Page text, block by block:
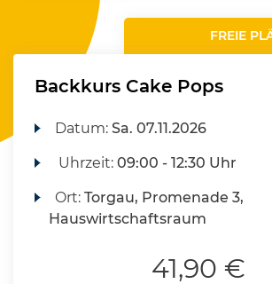
FREIE
Backkurs Cake Pops
Datum:Sa. 07.11.2026
Uhrzeit:09:00 - 12:30 Uhr
Ort:Torgau, Promenade 3,
Hauswirtschaftsraum
41,90 €